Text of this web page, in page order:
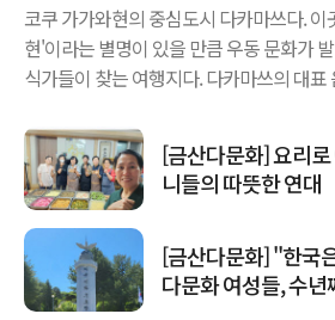
코쿠 가가와현의 중심도시 다카마쓰다.
현'이라는 별명이 있을 만큼 우동 문화가
식가들이 찾는 여행지다. 다카마쓰의 대
가격은 다른 지역 우동과 확연히 다르다. 현
우동을 먹는 문화가 있을 정도로 우동은
[금산다문화] 요리
니들의 따뜻한 연대
[금산다문화] "한국
다문화 여성들, 수